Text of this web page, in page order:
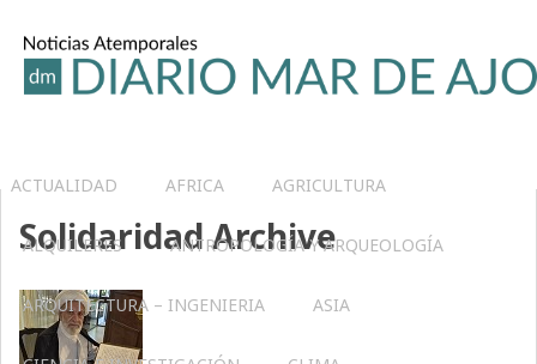
ACTUALIDAD AFRICA AGRICULTURA
ALQUILERES ANTROPOLOGÍA Y ARQUEOLOGÍA
ARQUITECTURA – INGENIERIA ASIA
Solidaridad Archive